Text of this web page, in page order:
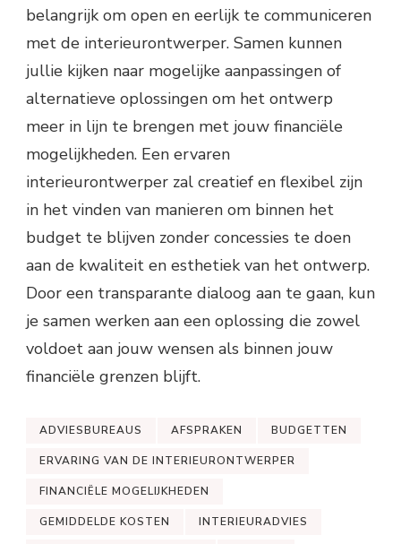
belangrijk om open en eerlijk te communiceren
met de interieurontwerper. Samen kunnen
jullie kijken naar mogelijke aanpassingen of
alternatieve oplossingen om het ontwerp
meer in lijn te brengen met jouw financiële
mogelijkheden. Een ervaren
interieurontwerper zal creatief en flexibel zijn
in het vinden van manieren om binnen het
budget te blijven zonder concessies te doen
aan de kwaliteit en esthetiek van het ontwerp.
Door een transparante dialoog aan te gaan, kun
je samen werken aan een oplossing die zowel
voldoet aan jouw wensen als binnen jouw
financiële grenzen blijft.
ADVIESBUREAUS AFSPRAKEN BUDGETTEN
ERVARING VAN DE INTERIEURONTWERPER
FINANCIËLE MOGELIJKHEDEN
GEMIDDELDE KOSTEN INTERIEURADVIES